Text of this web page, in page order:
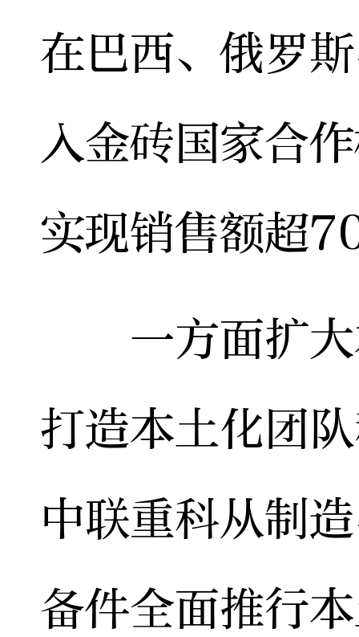
在巴西、俄罗
入金砖国家合
实现销售额超
一方面扩大
打造本土化团
中联重科从制
备件全面推行